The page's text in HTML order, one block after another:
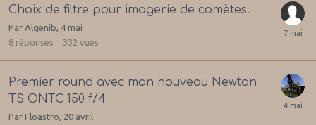
Choix de filtre pour imagerie de comètes.
Par Algenib, 4 mai
8 réponses 332 vues
Premier round avec mon nouveau Newton
TS ONTC 150 f/4
Par Floastro, 20 avril